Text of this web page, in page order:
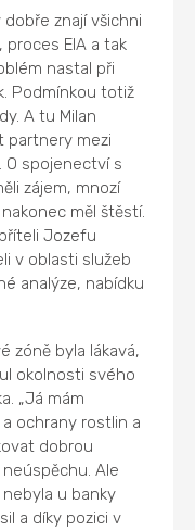
znají všichni
EIA a tak
nastal při
Podmínkou totiž
A tu Milan
partnery mezi
O spojenectví s
zájem, mnozí
měl štěstí.
Jozefu
v oblasti služeb
analýze, nabídku
zóně byla lákavá,
okolnosti svého
„Já mám
ochrany rostlin a
dobrou
Ale
u banky
a díky pozici v